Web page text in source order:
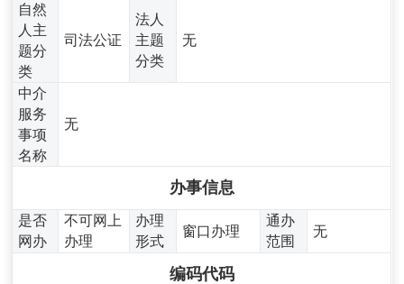
自然
人主
题分
类
司法公证
法人
主题
分类
无
中介
服务
事项
名称
无
办事信息
是否
网办
不可网上
办理
办理
形式
窗口办理
通办
范围
无
编码代码